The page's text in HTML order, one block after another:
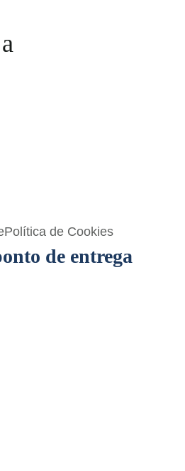
Política de Cookies
de entrega